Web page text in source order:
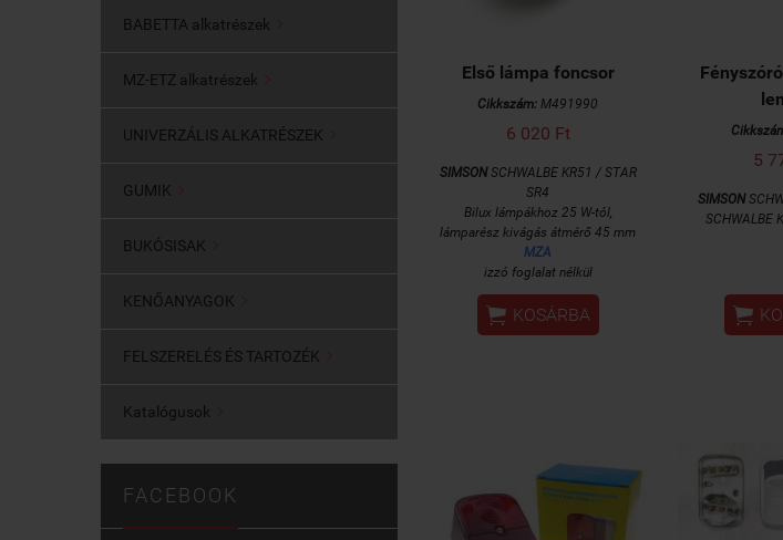
BABETTA alkatrészek
MZ-ETZ alkatrészek
UNIVERZÁLIS ALKATRÉSZEK
GUMIK
BUKÓSISAK
KENŐANYAGOK
FELSZERELÉS ÉS TARTOZÉK
Katalógusok
FACEBOOK
Első lámpa foncsor
Cikkszám: M491990
6 020 Ft
SIMSONSCHWALBE KR51 / STAR
SR4
Bilux lámpákhoz 25 W-tól,
lámparész kivágás átmérő 45 mm
MZA
izzó foglalat nélkül
 KOSÁRBA
5
SIMSON
SCHWALBE
